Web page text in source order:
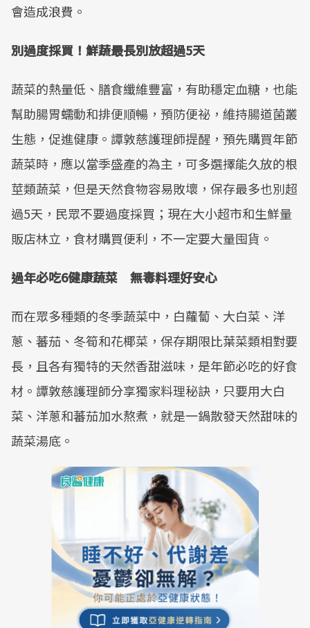
會造成浪費。
別過度採買！鮮蔬最長別放超過5天
蔬菜的熱量低、膳食纖維豐富，有助穩定血糖，也能
幫助腸胃蠕動和排便順暢，預防便祕，維持腸道菌叢
生態，促進健康。譚敦慈護理師提醒，預先購買年節
蔬菜時，應以當季盛產的為主，可多選擇能久放的根
莖類蔬菜，但是天然食物容易敗壞，保存最多也別超
過5天，民眾不要過度採買；現在大小超市和生鮮量
販店林立，食材購買便利，不一定要大量囤貨。
過年必吃6健康蔬菜 無毒料理好安心
而在眾多種類的冬季蔬菜中，白蘿蔔、大白菜、洋
蔥、蕃茄、冬筍和花椰菜，保存期限比葉菜類相對要
長，且各有獨特的天然香甜滋味，是年節必吃的好食
材。譚敦慈護理師分享獨家料理秘訣，只要用大白
菜、洋蔥和蕃茄加水熬煮，就是一鍋散發天然甜味的
蔬菜湯底。